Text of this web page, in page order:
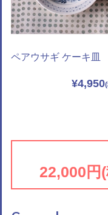
ペアウサギ ケーキ皿
¥4,950
22,000円